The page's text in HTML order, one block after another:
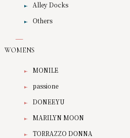
Alley Docks
Others
WOMENS
MONILE
passione
DONEEYU
MARILYN MOON
TORRAZZO DONNA